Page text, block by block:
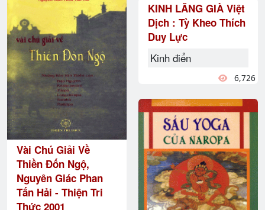
Vài Chú Giải Về
Thiền Ðốn Ngộ,
Nguyên Giác Phan
Tấn Hải - Thiện Tri
Thức 2001
KINH LĂNG GIÀ Việt
Dịch : Tỳ Kheo Thích
Duy Lực
Kinh điển
6,726